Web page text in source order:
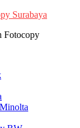
Surabaya
Fotocopy